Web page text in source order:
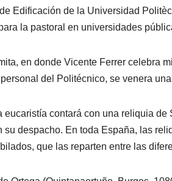
Edificación de la Universidad
la pastoral en universidades
en donde Vicente Ferrer celebra
del Politécnico, se venera
eucaristía contará con una reliquia
su despacho. En toda España, las
que las reparten entre las